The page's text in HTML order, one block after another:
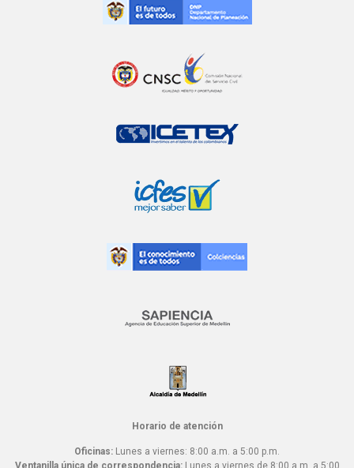
Horario de atención
Oficinas: Lunes a viernes: 8:00 a.m. a 5:00 p.m.
Ventanilla única de correspondencia:Lunes a viernes de 8:00 a.m. a 5:00